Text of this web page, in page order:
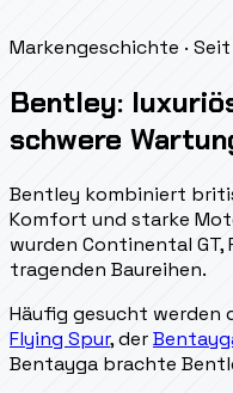
Markengeschichte ·
Bentley:
schwere
Bentley kombiniert
Komfort und starke
wurden Continental GT,
tragenden Baureihen.
Häufig gesucht werden
Flying Spur, der
Bentayga brachte